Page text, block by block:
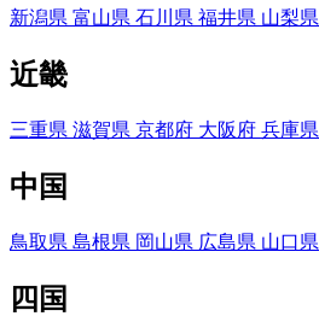
新潟県 富山県 石川県 福井県 山梨県
近畿
三重県 滋賀県 京都府 大阪府 兵庫県
中国
鳥取県 島根県 岡山県 広島県 山口県
四国